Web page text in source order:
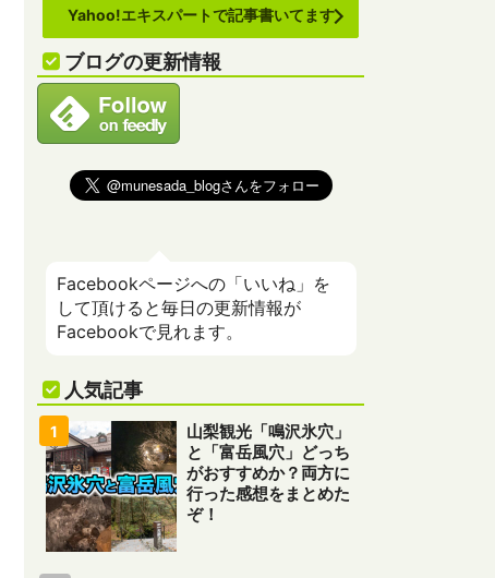
Yahoo!エキスパートで記事書いてます
ブログの更新情報
Facebookページへの「いいね」を
して頂けると毎日の更新情報が
Facebookで見れます。
人気記事
山梨観光「鳴沢氷穴」
と「富岳風穴」どっち
がおすすめか？両方に
行った感想をまとめた
ぞ！